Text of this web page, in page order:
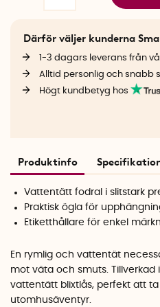
Därför väljer kunderna
1-3 dagars leverans från
Alltid personlig och snabb
Högt kundbetyg hos
Produktinfo
Vattentätt fodral i slitstark
Praktisk ögla för
Etiketthållare för enkel
En rymlig och vattentät
mot väta och smuts. Tillverkad
vattentätt blixtlås, perfekt att
utomhusäventyr.